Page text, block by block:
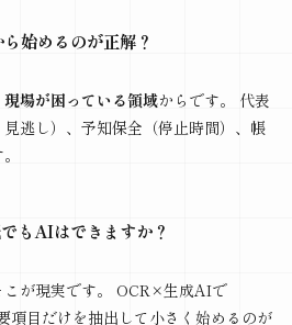
始めるのが正解？
場が困っている領域からです。 代表
逃し）、予知保全（停止時間）、帳
もAIはできますか？
こが現実です。 OCR×生成AIで
項目だけを抽出して小さく始めるのが